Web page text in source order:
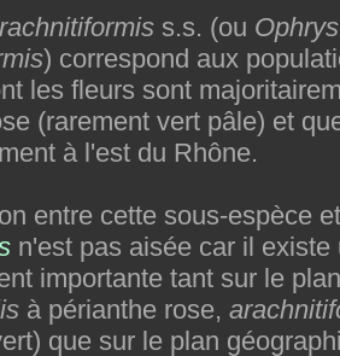
s.s. (ou
) correspond aux
les fleurs sont
(rarement vert pâle) et
à l'est du Rhône.
entre cette sous-espèce
n'est pas aisée car il existe
importante tant sur le
à périanthe rose,
que sur le plan